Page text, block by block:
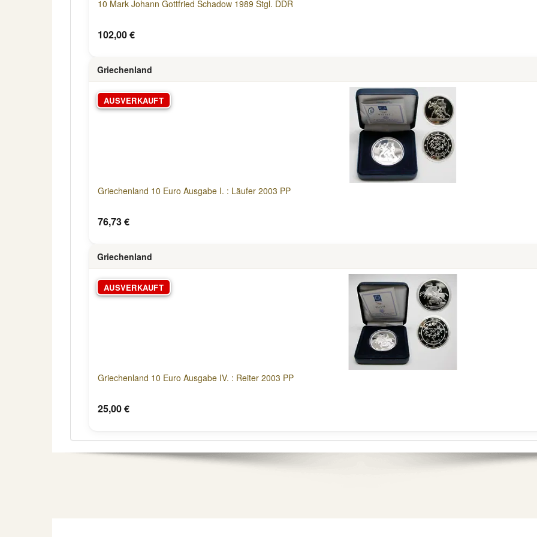
10 Mark Johann Gottfried Schadow 1989 Stgl. DDR
102,00 €
Griechenland
AUSVERKAUFT
Griechenland 10 Euro Ausgabe I. : Läufer 2003 PP
76,73 €
Griechenland
AUSVERKAUFT
Griechenland 10 Euro Ausgabe IV. : Reiter 2003 PP
25,00 €